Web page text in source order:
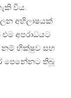
විය.
අභිලාෂයක්
අපරාධයට
නම් භික්ෂුව සහ
පෙනේනට තිබූ